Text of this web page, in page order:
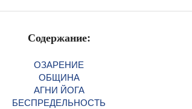
Содержание:
ОЗАРЕНИЕ
ОБЩИНА
АГНИ ЙОГА
БЕСПРЕДЕЛЬНОСТЬ